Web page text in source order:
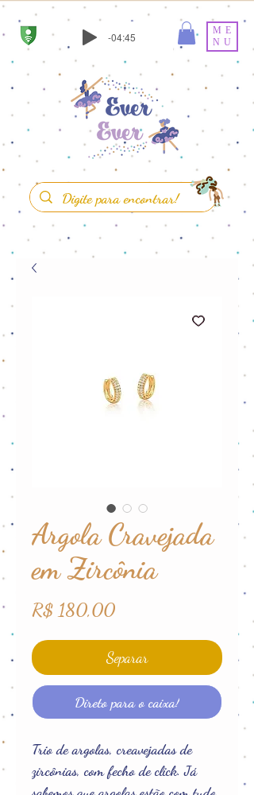
-04:45
ME
NU
Argola Cravejada
em Zircônia
R$ 180,00Preço
Separar
Direto para o caixa!
Trio de argolas, creavejadas de
zircônias, com fecho de click. Já